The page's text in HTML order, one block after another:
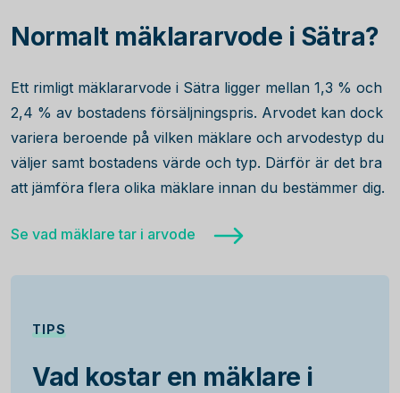
Normalt mäklararvode i Sätra?
Ett rimligt mäklararvode i Sätra ligger mellan 1,3 % och
2,4 % av bostadens försäljningspris. Arvodet kan dock
variera beroende på vilken mäklare och arvodestyp du
väljer samt bostadens värde och typ. Därför är det bra
att jämföra flera olika mäklare innan du bestämmer dig.
Se vad mäklare tar i arvode
TIPS
Vad kostar en mäklare i